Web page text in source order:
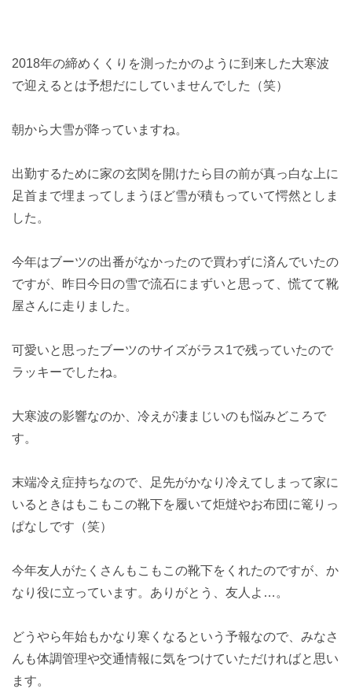
2018年の締めくくりを測ったかのように到来した大寒波
で迎えるとは予想だにしていませんでした（笑）
朝から大雪が降っていますね。
出勤するために家の玄関を開けたら目の前が真っ白な上に
足首まで埋まってしまうほど雪が積もっていて愕然としま
した。
今年はブーツの出番がなかったので買わずに済んでいたの
ですが、昨日今日の雪で流石にまずいと思って、慌てて靴
屋さんに走りました。
可愛いと思ったブーツのサイズがラス1で残っていたので
ラッキーでしたね。
大寒波の影響なのか、冷えが凄まじいのも悩みどころで
す。
末端冷え症持ちなので、足先がかなり冷えてしまって家に
いるときはもこもこの靴下を履いて炬燵やお布団に篭りっ
ぱなしです（笑）
今年友人がたくさんもこもこの靴下をくれたのですが、か
なり役に立っています。ありがとう、友人よ…。
どうやら年始もかなり寒くなるという予報なので、みなさ
んも体調管理や交通情報に気をつけていただければと思い
ます。